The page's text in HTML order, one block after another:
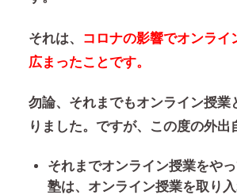
それは、
コロナの影響でオンライ
広まったことです。
勿論、それまでもオンライン授業
りました。ですが、この度の外出
それまでオンライン授業をや
塾は、オンライン授業を取り